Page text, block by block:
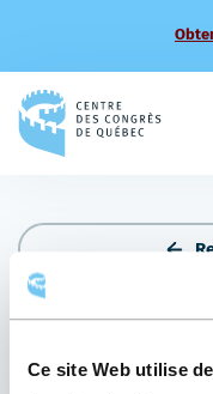
Ce site Web utilise
à
SEDR
28au30 juin 2027